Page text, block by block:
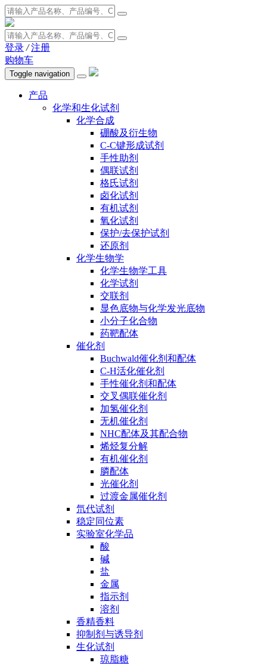
登录 / 注册
购物车
Toggle navigation
产品
化学和生化试剂
化学合成
硼酸及衍生物
C-C键形成试剂
手性助剂
偶联试剂
格氏试剂
卤化试剂
有机试剂
氧化试剂
保护/去保护试剂
还原剂
化学生物学
化学生物学工具
化学试剂
交联剂
显色底物与化学发光底物
小分子化合物
药靶配体
催化剂
Buchwald催化剂和配体
C-H活化催化剂
手性催化剂和配体
交叉偶联催化剂
加氢催化剂
无机催化剂
NHC配体及其配合物
烯烃复分解
有机催化剂
膦配体
光催化剂
过渡金属催化剂
氘代试剂
稳定同位素
实验室化学品
酸
碱
盐
金属
指示剂
溶剂
香精香料
抑制剂与诱导剂
生化试剂
琼脂糖